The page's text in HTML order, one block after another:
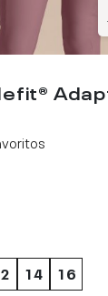
14 16